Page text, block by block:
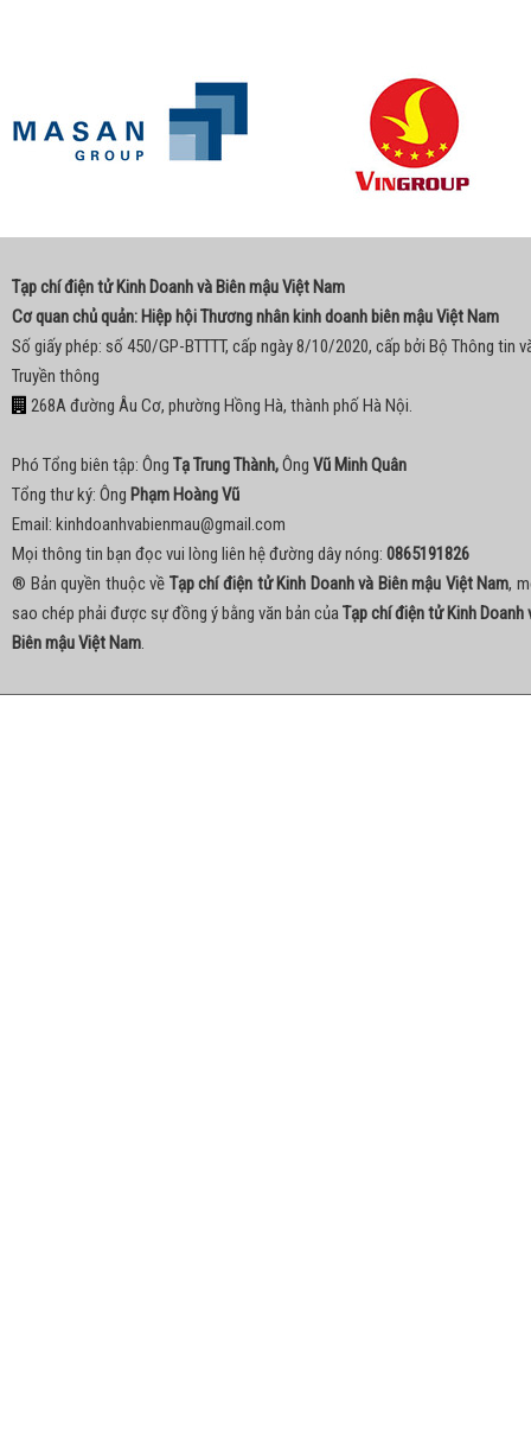
Tạp chí điện tử Kinh Doanh và Biên mậu Việt Nam
Cơ quan chủ quản: Hiệp hội Thương nhân kinh doanh biên mậu Việt Nam
Số giấy phép: số 450/GP-BTTTT, cấp ngày 8/10/2020, cấp bởi Bộ Thông tin
Truyền thông
268A đường Âu Cơ, phường Hồng Hà, thành phố Hà Nội.
Phó Tổng biên tập: Ông Tạ Trung Thành,Ông Vũ Minh Quân
Tổng thư ký: Ông Phạm Hoàng Vũ
Email: kinhdoanhvabienmau@gmail.com
Mọi thông tin bạn đọc vui lòng liên hệ đường dây nóng: 0865191826
® Bản quyền thuộc về Tạp chí điện tử Kinh Doanh và Biên mậu Việt Nam,
sao chép phải được sự đồng ý bằng văn bản củaTạp chí điện tử Kinh Doanh
Biên mậu Việt Nam.